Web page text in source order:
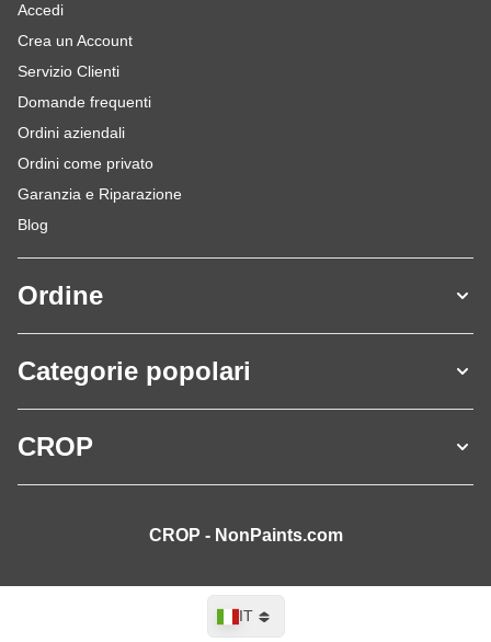
Accedi
Crea un Account
Servizio Clienti
Domande frequenti
Ordini aziendali
Ordini come privato
Garanzia e Riparazione
Blog
Ordine
Categorie popolari
CROP
CROP - NonPaints.com
Lingua
IT